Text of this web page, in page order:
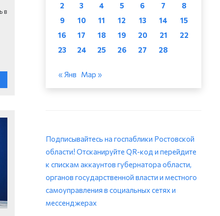
в
2
3 4 5 6 7
8
9
10 11 12 13 14
15
16
17 18 19 20 21
22
23
24 25 26 27 28
« Янв Мар »
Подписывайтесь на госпаблики Ростовской
области! Отсканируйте QR-код и перейдите
к спискам аккаунтов губернатора области,
органов государственной власти и местного
самоуправления в социальных сетях и
мессенджерах